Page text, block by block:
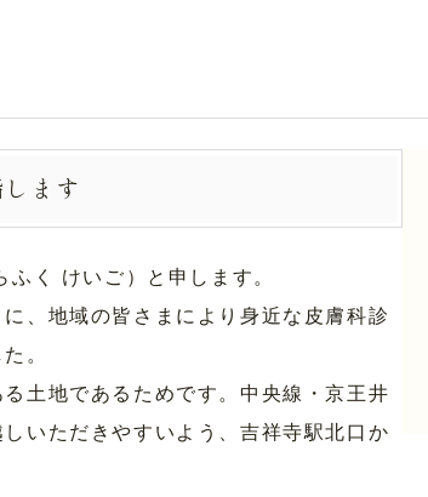
ます
く けいご）と申します。
、地域の皆さまにより身近な皮膚科診
。
土地であるためです。中央線・京王井
いただきやすいよう、吉祥寺駅北口か